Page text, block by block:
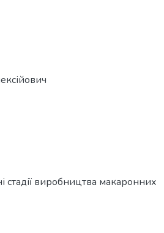
стадії виробництва макаронних